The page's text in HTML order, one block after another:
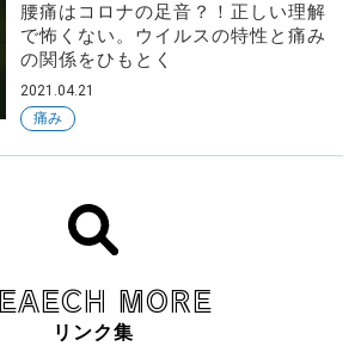
腰痛はコロナの足音？！正しい理解
で怖くない。ウイルスの特性と痛み
の関係をひもとく
2021.04.21
痛み
MORE
リンク集